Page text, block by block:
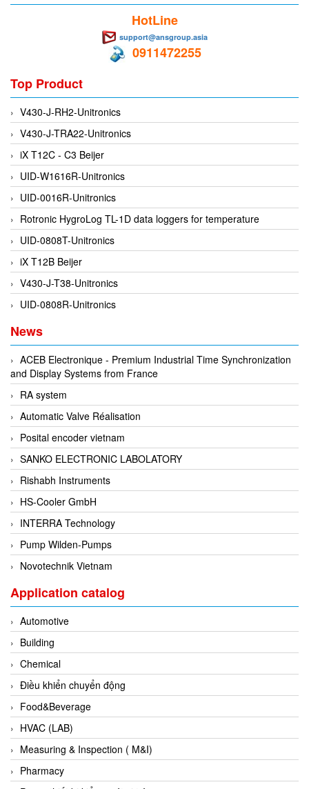
Danfoss
Datalogic Vietnam
Datexel
Debron VietNam
DEIF
Delmhorst VietNam
DELTA
Delta Ohm
Delta sensor
Delta-mobrey
DEMA Engineering/ Foam- IT
DESAX
DET-TRONICS
Deublin
Diakont
Dias Infrared
DINA Elektronik
Dinel
Di-Soric
Di-Soric
Dixon Valve
Doctor Led Vietnam
DOLD - Autho ANS
Dold Vietnam
Dongdo Tech
Donghwa Valve
Dongkun
Dosing Pump
DR. NEUMANN Peltier-Technik
Driesen Kern
Dropsa Vietnam
Druck
DSTI
DUCATI
HotLine
support@ansgroup.asia
0911472255
Top Product
V430-J-RH2-Unitronics
V430-J-TRA22-Unitronics
iX T12C - C3 Beijer
UID-W1616R-Unitronics
UID-0016R-Unitronics
Rotronic HygroLog TL-1D data loggers for temperature
UID-0808T-Unitronics
iX T12B Beijer
V430-J-T38-Unitronics
UID-0808R-Unitronics
News
ACEB Electronique - Premium Industrial Time Synchronization
and Display Systems from France
RA system
Automatic Valve Réalisation
Posital encoder vietnam
SANKO ELECTRONIC LABOLATORY
Rishabh Instruments
HS-Cooler GmbH
INTERRA Technology
Pump Wilden-Pumps
Novotechnik Vietnam
Application catalog
Automotive
Building
Chemical
Điều khiển chuyển động
Food&Beverage
HVAC (LAB)
Measuring & Inspection ( M&I)
Pharmacy